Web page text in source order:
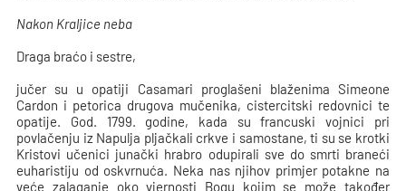
Nakon Kraljice neba
Draga braćo i sestre,
jučer su u opatiji Casamari proglašeni blaženima Simeone
Cardon i petorica drugova mučenika, cistercitski redovnici te
opatije. God. 1799. godine, kada su francuski vojnici pri
povlačenju iz Napulja pljačkali crkve i samostane, ti su se krotki
Kristovi učenici junački hrabro odupirali sve do smrti braneći
euharistiju od oskvrnuća. Neka nas njihov primjer potakne na
veće zalaganje oko vjernosti Bogu kojim se može također